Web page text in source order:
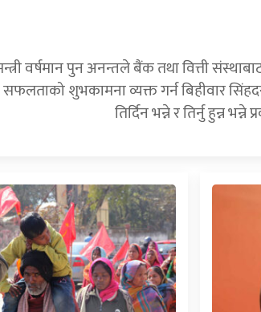
वर्षमान पुन अनन्तले बैंक तथा वित्ती
शुभकामना व्यक्त गर्न बिहीवार
तिर्दिन भन्ने र तिर्नु हुन्न